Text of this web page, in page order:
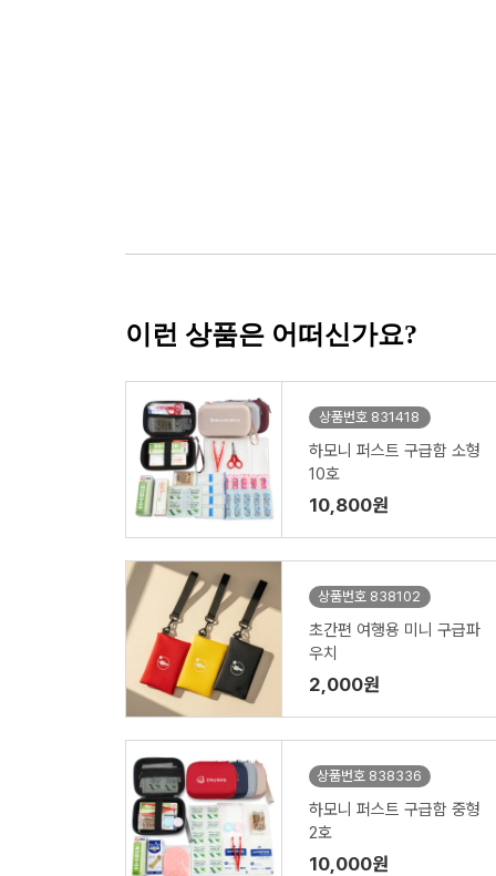
이런 상품은 어떠신가요?
상품번호 831418
하모니 퍼스트 구급함 소형
10호
10,800원
상품번호 838102
초간편 여행용 미니 구급파
우치
2,000원
상품번호 838336
하모니 퍼스트 구급함 중형
2호
10,000원